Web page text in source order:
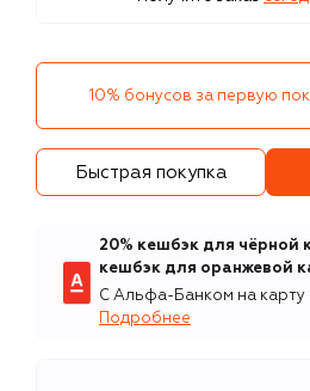
10% бонусов за первую
Быстрая покупка
20% кешбэк для чёрной
кешбэк для оранжевой
С Альфа-Банком на
Подробнее